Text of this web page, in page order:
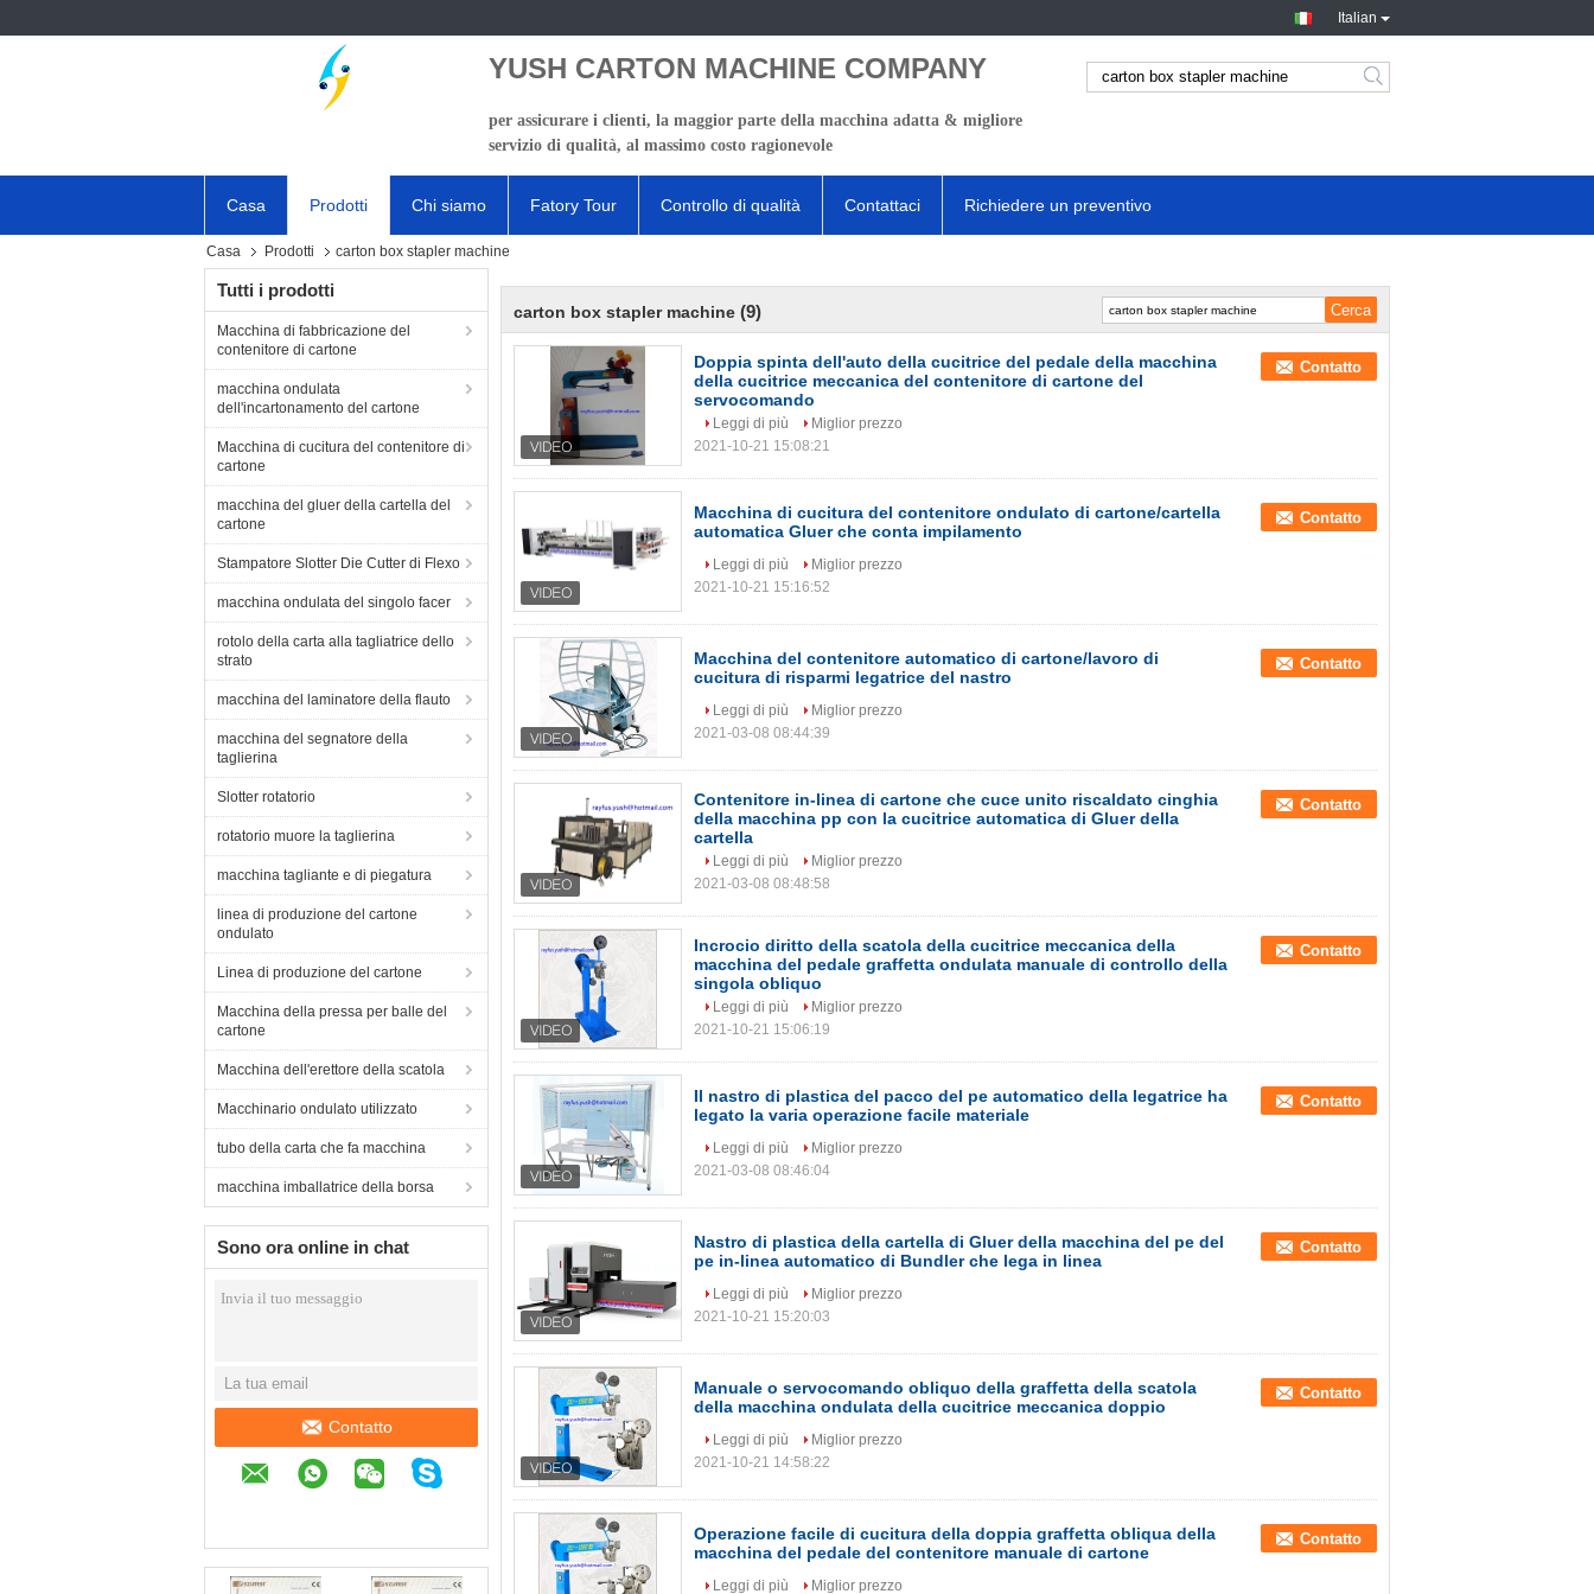
Italian
YUSH CARTON MACHINE COMPANY
per assicurare i clienti, la maggior parte della macchina adatta & migliore
servizio di qualità, al massimo costo ragionevole
Casa Prodotti Chi siamo Fatory Tour Controllo di qualità Contattaci Richiedere un preventivo
Casa Prodotti carton box stapler machine
Tutti i prodotti
Macchina di fabbricazione del
contenitore di cartone
macchina ondulata
dell'incartonamento del cartone
Macchina di cucitura del contenitore di
cartone
macchina del gluer della cartella del
cartone
Stampatore Slotter Die Cutter di Flexo
macchina ondulata del singolo facer
rotolo della carta alla tagliatrice dello
strato
macchina del laminatore della flauto
macchina del segnatore della
taglierina
Slotter rotatorio
rotatorio muore la taglierina
macchina tagliante e di piegatura
linea di produzione del cartone
ondulato
Linea di produzione del cartone
Macchina della pressa per balle del
cartone
Macchina dell'erettore della scatola
Macchinario ondulato utilizzato
tubo della carta che fa macchina
macchina imballatrice della borsa
Sono ora online in chat
Contatto
carton box stapler machine (9)
Doppia spinta dell'auto della cucitrice del pedale della macchina
della cucitrice meccanica del contenitore di cartone del
servocomando
Contatto
Leggi di più
Miglior prezzo
2021-10-21 15:08:21
Macchina di cucitura del contenitore ondulato di cartone/cartella
automatica Gluer che conta impilamento
Contatto
Leggi di più
Miglior prezzo
2021-10-21 15:16:52
Macchina del contenitore automatico di cartone/lavoro di
cucitura di risparmi legatrice del nastro
Contatto
Leggi di più
Miglior prezzo
2021-03-08 08:44:39
Contenitore in-linea di cartone che cuce unito riscaldato cinghia
della macchina pp con la cucitrice automatica di Gluer della
cartella
Contatto
Leggi di più
Miglior prezzo
2021-03-08 08:48:58
Incrocio diritto della scatola della cucitrice meccanica della
macchina del pedale graffetta ondulata manuale di controllo della
singola obliquo
Contatto
Leggi di più
Miglior prezzo
2021-10-21 15:06:19
Il nastro di plastica del pacco del pe automatico della legatrice ha
legato la varia operazione facile materiale
Contatto
Leggi di più
Miglior prezzo
2021-03-08 08:46:04
Nastro di plastica della cartella di Gluer della macchina del pe del
pe in-linea automatico di Bundler che lega in linea
Contatto
Leggi di più
Miglior prezzo
2021-10-21 15:20:03
Manuale o servocomando obliquo della graffetta della scatola
della macchina ondulata della cucitrice meccanica doppio
Contatto
Leggi di più
Miglior prezzo
2021-10-21 14:58:22
Operazione facile di cucitura della doppia graffetta obliqua della
macchina del pedale del contenitore manuale di cartone
Contatto
Leggi di più
Miglior prezzo